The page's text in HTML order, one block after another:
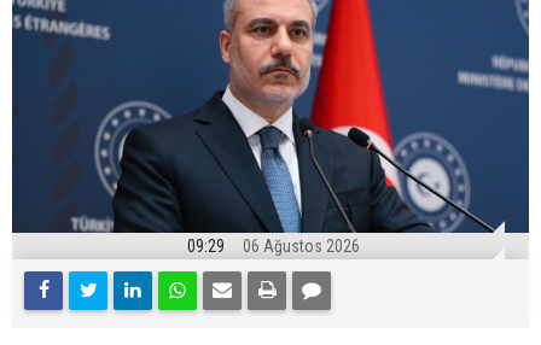
09:29 06 Ağustos 2026